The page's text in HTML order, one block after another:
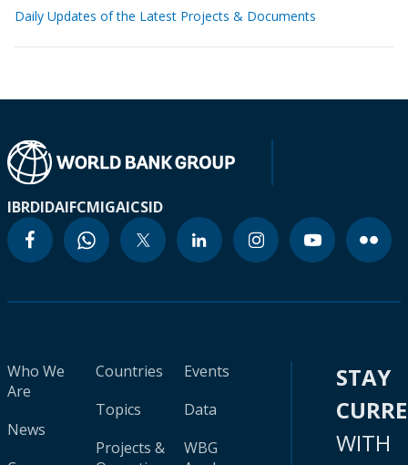
Daily Updates of the Latest Projects & Documents
IBRDIDAIFCMIGAICSID
Who We
Are
News
Countries
Topics
Projects &
Events
Data
WBG
STAY
WITH